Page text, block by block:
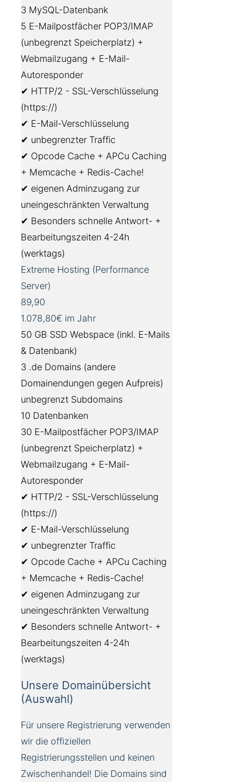
3 MySQL-Datenbank
5 E-Mailpostfächer POP3/IMAP
(unbegrenzt Speicherplatz) +
Webmailzugang + E-Mail-
Autoresponder
✔ HTTP/2 - SSL-Verschlüsselung
(https://)
✔ E-Mail-Verschlüsselung
✔ unbegrenzter Traffic
✔ Opcode Cache + APCu Caching
+ Memcache + Redis-Cache!
✔ eigenen Adminzugang zur
uneingeschränkten Verwaltung
✔ Besonders schnelle Antwort- +
Bearbeitungszeiten 4-24h
(werktags)
Extreme Hosting (Performance
Server)
89,90
1.078,80€ im Jahr
50 GB SSD Webspace (inkl. E-Mails
& Datenbank)
3 .de Domains (andere
Domainendungen gegen Aufpreis)
unbegrenzt Subdomains
10 Datenbanken
30 E-Mailpostfächer POP3/IMAP
(unbegrenzt Speicherplatz) +
Webmailzugang + E-Mail-
Autoresponder
✔ HTTP/2 - SSL-Verschlüsselung
(https://)
✔ E-Mail-Verschlüsselung
✔ unbegrenzter Traffic
✔ Opcode Cache + APCu Caching
+ Memcache + Redis-Cache!
✔ eigenen Adminzugang zur
uneingeschränkten Verwaltung
✔ Besonders schnelle Antwort- +
Bearbeitungszeiten 4-24h
(werktags)
Unsere Domainübersicht
(Auswahl)
Für unsere Registrierung verwenden
wir die offiziellen
Registrierungsstellen und keinen
Zwischenhandel! Die Domains sind